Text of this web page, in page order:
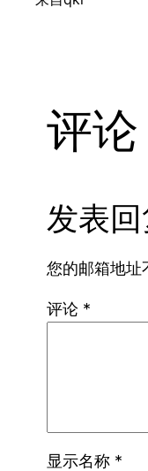
评论
发表回
您的邮箱地址
评论 *
显示名称 *